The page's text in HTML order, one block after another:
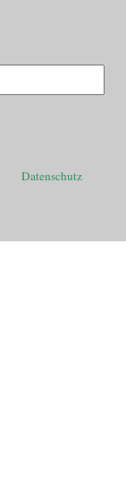
Datenschutz